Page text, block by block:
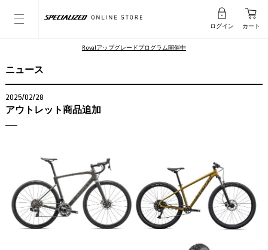
ログイン カート
Rovalアップグレードプログラム開催中
ニュース
2025/02/28
アウトレット商品追加